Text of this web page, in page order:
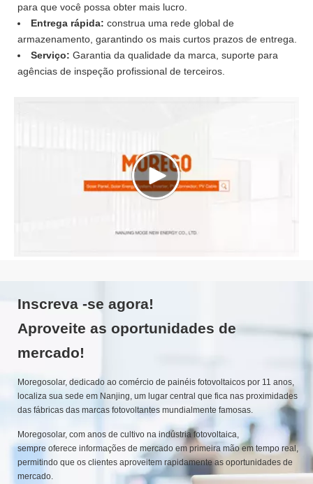
para que você possa obter mais lucro.
Entrega rápida: construa uma rede global de
armazenamento, garantindo os mais curtos prazos de entrega.
Serviço: Garantia da qualidade da marca, suporte para
agências de inspeção profissional de terceiros.
Inscreva -se agora!
Aproveite as oportunidades de
mercado!
Moregosolar, dedicado ao comércio de painéis fotovoltaicos por 11 anos,
localiza sua sede em Nanjing, um lugar central que fica nas proximidades
das fábricas das marcas fotovoltantes mundialmente famosas.
Moregosolar, com anos de cultivo na indústria fotovoltaica,
sempre oferece informações de mercado em primeira mão em tempo real,
permitindo que os clientes aproveitem rapidamente as oportunidades de
mercado.